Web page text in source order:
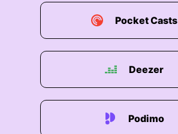
Pocket Casts
Deezer
Podimo